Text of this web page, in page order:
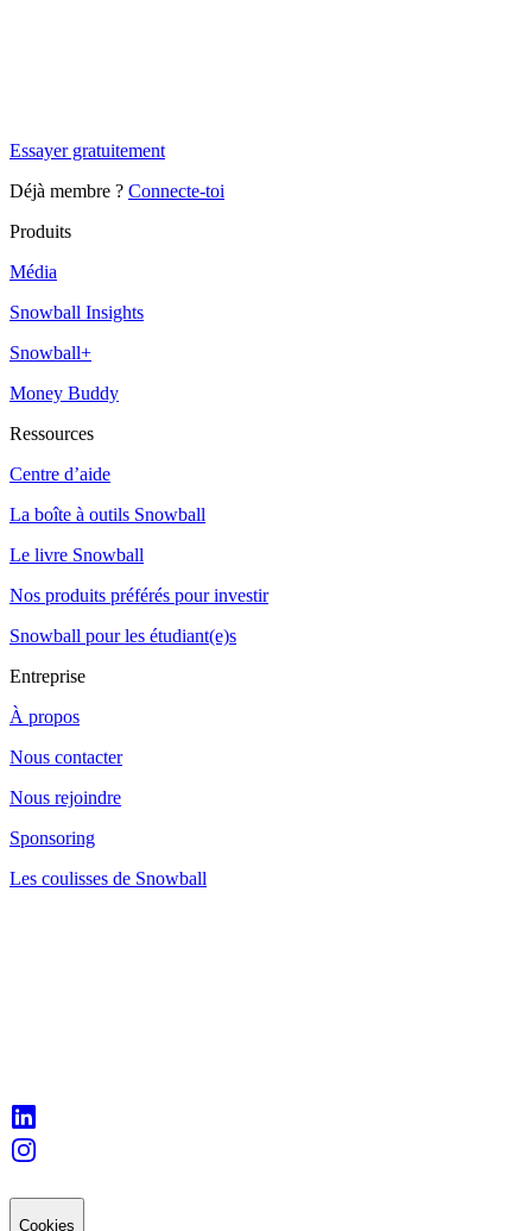
Essayer gratuitement
Déjà membre ? Connecte-toi
Produits
Média
Snowball Insights
Snowball+
Money Buddy
Ressources
Centre d’aide
La boîte à outils Snowball
Le livre Snowball
Nos produits préférés pour investir
Snowball pour les étudiant(e)s
Entreprise
À propos
Nous contacter
Nous rejoindre
Sponsoring
Les coulisses de Snowball
Cookies